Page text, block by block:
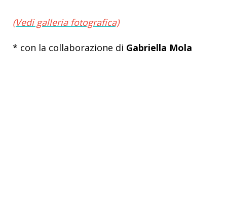
(Vedi galleria fotografica)
* con la collaborazione di Gabriella Mola